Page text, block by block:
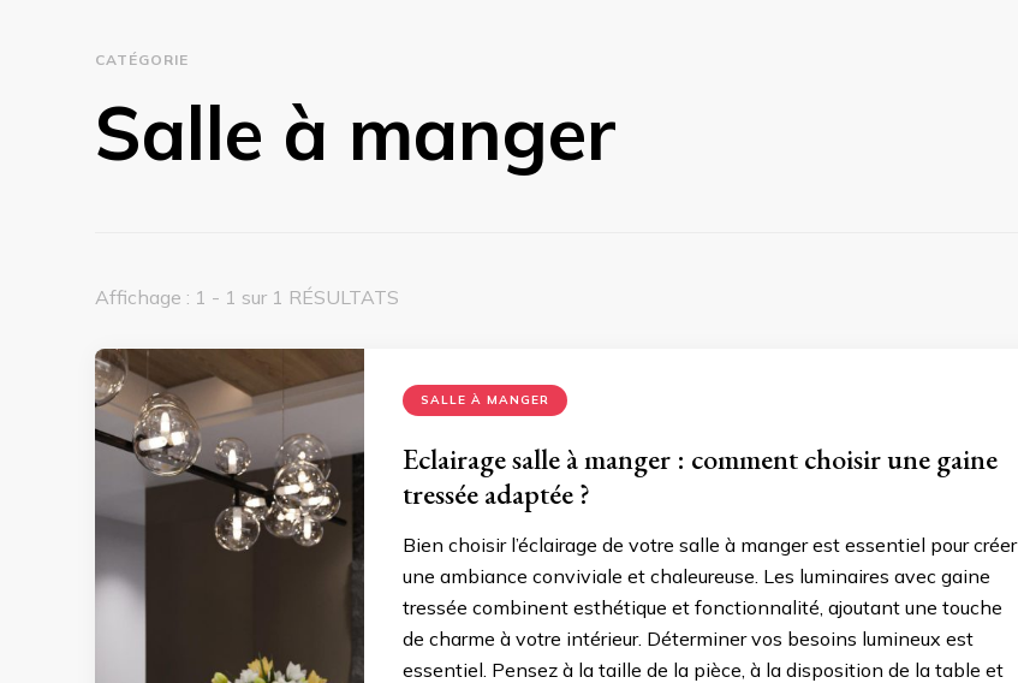
CATÉGORIE
Salle à manger
Affichage : 1 - 1 sur 1 RÉSULTATS
SALLE À MANGER
Eclairage salle à manger : comment choisir une gaine
tressée adaptée ?
Bien choisir l’éclairage de votre salle à manger est essentiel pour créer
une ambiance conviviale et chaleureuse. Les luminaires avec gaine
tressée combinent esthétique et fonctionnalité, ajoutant une touche
de charme à votre intérieur. Déterminer vos besoins lumineux est
essentiel. Pensez à la taille de la pièce, à la disposition de la table et